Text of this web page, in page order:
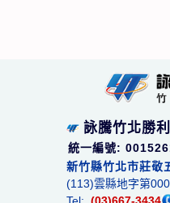
詠騰竹北勝
統一編號:
新竹縣竹北市莊敬
(113)雲縣地字第